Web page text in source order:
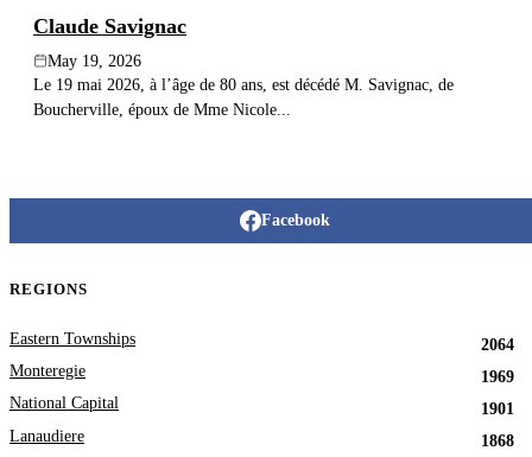
Claude Savignac
May 19, 2026
Le 19 mai 2026, à l’âge de 80 ans, est décédé M. Savignac, de
Boucherville, époux de Mme Nicole...
Facebook
REGIONS
Eastern Townships
2064
Monteregie
1969
National Capital
1901
Lanaudiere
1868